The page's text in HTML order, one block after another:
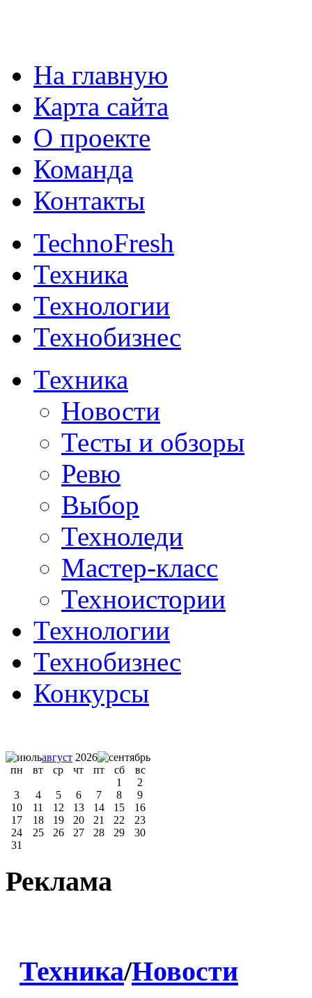
На главную
Карта сайта
О проекте
Команда
Контакты
TechnoFresh
Техника
Технологии
Технобизнес
Техника
Новости
Тесты и обзоры
Ревю
Выбор
Техноледи
Мастер-класс
Техноистории
Технологии
Технобизнес
Конкурсы
август 2026
пн
вт ср чт пт сб
вс
1
2
3
4 5 6 7 8
9
10
11 12 13 14 15
16
17
18 19 20 21 22
23
24
25 26 27 28 29
30
31
Реклама
Техника/Новости